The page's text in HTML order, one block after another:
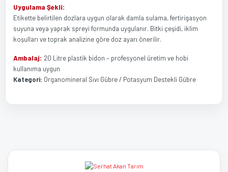
Uygulama Şekli:
Etikette belirtilen dozlara uygun olarak damla sulama, fertirigasyon
suyuna veya yaprak spreyi formunda uygulanır. Bitki çeşidi, iklim
koşulları ve toprak analizine göre doz ayarı önerilir.
Ambalaj: 20 Litre plastik bidon – profesyonel üretim ve hobi
kullanıma uygun
Kategori: Organomineral Sıvı Gübre / Potasyum Destekli Gübre
Yorum Yaz
Görüş ve önerileriniz için teşekkür ederiz.